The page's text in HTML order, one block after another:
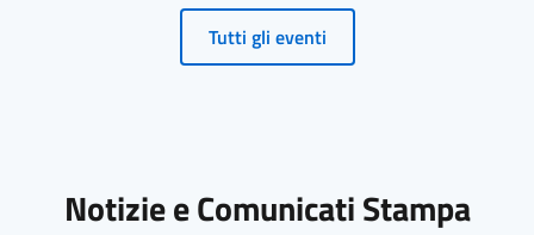
Tutti gli eventi
Notizie e Comunicati Stampa